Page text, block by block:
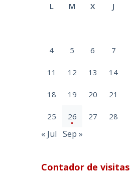
L M X J
4 5 6 7
11 12 13 14
18 19 20 21
25 26 27 28
« Jul Sep »
Contador de visitas